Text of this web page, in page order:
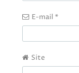
E-mail *
Site